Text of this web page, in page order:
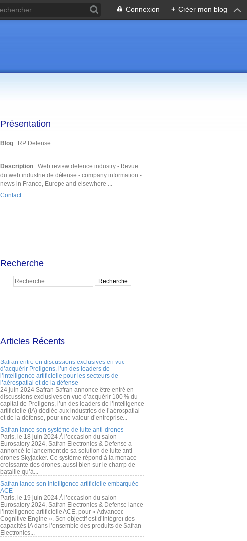
Connexion + Créer mon blog
Présentation
Blog : RP Defense
Description : Web review defence industry - Revue
du web industrie de défense - company information -
news in France, Europe and elsewhere ...
Contact
Recherche
Articles Récents
Safran entre en discussions exclusives en vue
d’acquérir Preligens, l’un des leaders de
l’intelligence artificielle pour les secteurs de
l’aérospatial et de la défense
24 juin 2024 Safran Safran annonce être entré en
discussions exclusives en vue d’acquérir 100 % du
capital de Preligens, l’un des leaders de l’intelligence
artificielle (IA) dédiée aux industries de l’aérospatial
et de la défense, pour une valeur d’entreprise...
Safran lance son système de lutte anti-drones
Paris, le 18 juin 2024 À l’occasion du salon
Eurosatory 2024, Safran Electronics & Defense a
annoncé le lancement de sa solution de lutte anti-
drones Skyjacker. Ce système répond à la menace
croissante des drones, aussi bien sur le champ de
bataille qu’à...
Safran lance son intelligence artificielle embarquée
ACE
Paris, le 19 juin 2024 À l’occasion du salon
Eurosatory 2024, Safran Electronics & Defense lance
l’intelligence artificielle ACE, pour « Advanced
Cognitive Engine ». Son objectif est d’intégrer des
capacités IA dans l’ensemble des produits de Safran
Electronics...